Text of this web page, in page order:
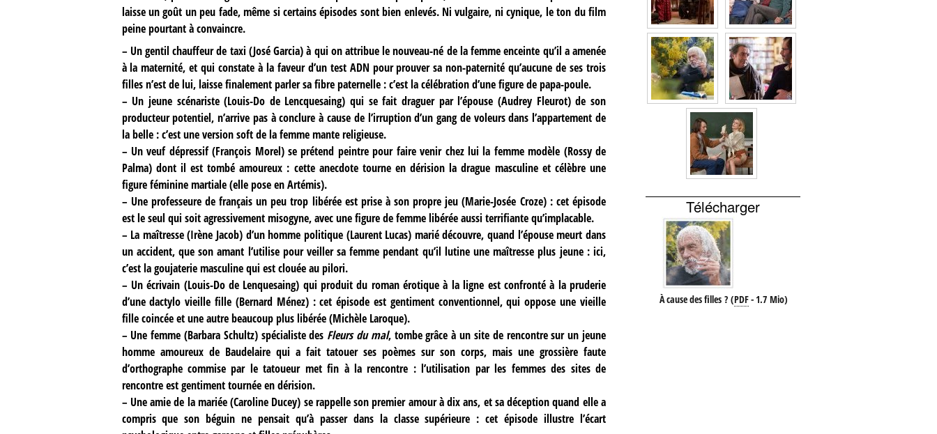
laisse un goût un peu fade, même si certains épisodes sont bien enlevés. Ni vulgaire, ni cynique, le ton du film
peine pourtant à convaincre.
– Un gentil chauffeur de taxi (José Garcia) à qui on attribue le nouveau-né de la femme enceinte qu’il a amenée
à la maternité, et qui constate à la faveur d’un test ADN pour prouver sa non-paternité qu’aucune de ses trois
filles n’est de lui, laisse finalement parler sa fibre paternelle : c’est la célébration d’une figure de papa-poule.
– Un jeune scénariste (Louis-Do de Lencquesaing) qui se fait draguer par l’épouse (Audrey Fleurot) de son
producteur potentiel, n’arrive pas à conclure à cause de l’irruption d’un gang de voleurs dans l’appartement de
la belle : c’est une version soft de la femme mante religieuse.
– Un veuf dépressif (François Morel) se prétend peintre pour faire venir chez lui la femme modèle (Rossy de
Palma) dont il est tombé amoureux : cette anecdote tourne en dérision la drague masculine et célèbre une
figure féminine martiale (elle pose en Artémis).
– Une professeure de français un peu trop libérée est prise à son propre jeu (Marie-Josée Croze) : cet épisode
est le seul qui soit agressivement misogyne, avec une figure de femme libérée aussi terrifiante qu’implacable.
– La maîtresse (Irène Jacob) d’un homme politique (Laurent Lucas) marié découvre, quand l’épouse meurt dans
un accident, que son amant l’utilise pour veiller sa femme pendant qu’il lutine une maîtresse plus jeune : ici,
c’est la goujaterie masculine qui est clouée au pilori.
– Un écrivain (Louis-Do de Lenquesaing) qui produit du roman érotique à la ligne est confronté à la pruderie
d’une dactylo vieille fille (Bernard Ménez) : cet épisode est gentiment conventionnel, qui oppose une vieille
fille coincée et une autre beaucoup plus libérée (Michèle Laroque).
– Une femme (Barbara Schultz) spécialiste des Fleurs du mal, tombe grâce à un site de rencontre sur un jeune
homme amoureux de Baudelaire qui a fait tatouer ses poèmes sur son corps, mais une grossière faute
d’orthographe commise par le tatoueur met fin à la rencontre : l’utilisation par les femmes des sites de
rencontre est gentiment tournée en dérision.
– Une amie de la mariée (Caroline Ducey) se rappelle son premier amour à dix ans, et sa déception quand elle a
compris que son béguin ne pensait qu’à passer dans la classe supérieure : cet épisode illustre l’écart
Télécharger
À cause des filles ? (PDF-1.7 Mio)